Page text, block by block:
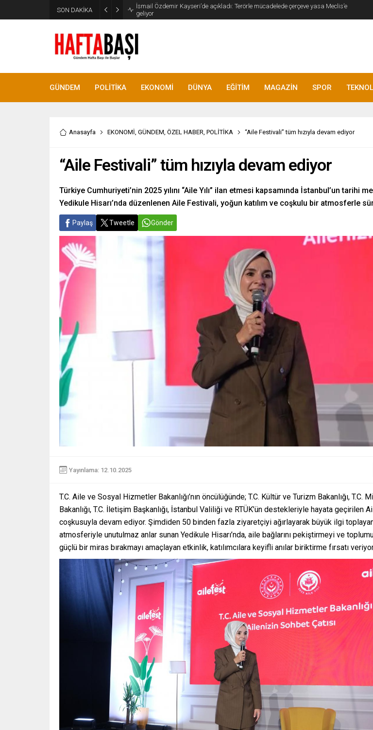
SON DAKİKA Süleyman Soylu ‘çok korktum’ deyip ilk kez açıkladı: En büyük tehdit dışarısıdır!
GÜNDEM POLİTİKA EKONOMİ DÜNYA EĞİTİM MAGAZİN SPOR
Anasayfa EKONOMİ, GÜNDEM, ÖZEL HABER, POLİTİKA “Aile Festivali” tüm hızıyla devam ediyor
“Aile Festivali” tüm hızıyla devam ediyor
Türkiye Cumhuriyeti’nin 2025 yılını “Aile Yılı” ilan etmesi kapsamında İstanbul’un tarihi
Yedikule Hisarı’nda düzenlenen Aile Festivali, yoğun katılım ve coşkulu bir atmosferle
Paylaş Tweetle Gönder
Yayınlama: 12.10.2025
T.C. Aile ve Sosyal Hizmetler Bakanlığı’nın öncülüğünde; T.C. Kültür ve Turizm Bakanlığı, T.C.
Bakanlığı, T.C. İletişim Başkanlığı, İstanbul Valiliği ve RTÜK’ün destekleriyle hayata geçirilen
coşkusuyla devam ediyor. Şimdiden 50 binden fazla ziyaretçiyi ağırlayarak büyük ilgi
atmosferiyle unutulmaz anlar sunan Yedikule Hisarı’nda, aile bağlarını pekiştirmeyi ve
güçlü bir miras bırakmayı amaçlayan etkinlik, katılımcılara keyifli anılar biriktirme fırsatı